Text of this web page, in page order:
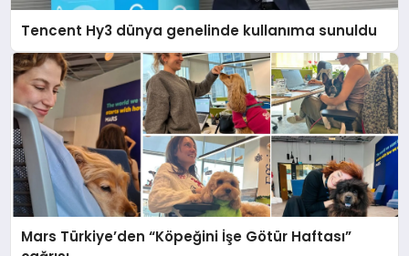
Tencent Hy3 dünya genelinde kullanıma sunuldu
Mars Türkiye’den “Köpeğini İşe Götür Haftası”